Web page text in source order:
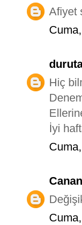
Afiyet
Hiç
İyi